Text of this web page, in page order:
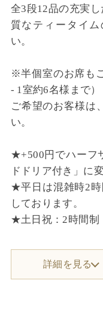
全3段12品の充実
質なティータイ
い。
※半個室のお席も
- 1室約6名様まで）
ご希望のお客様は
い。
★+500円でハーフ
ドドリア付き」に
★平日は混雑時2時
しております。
★土日祝：2時間制
詳細を見る